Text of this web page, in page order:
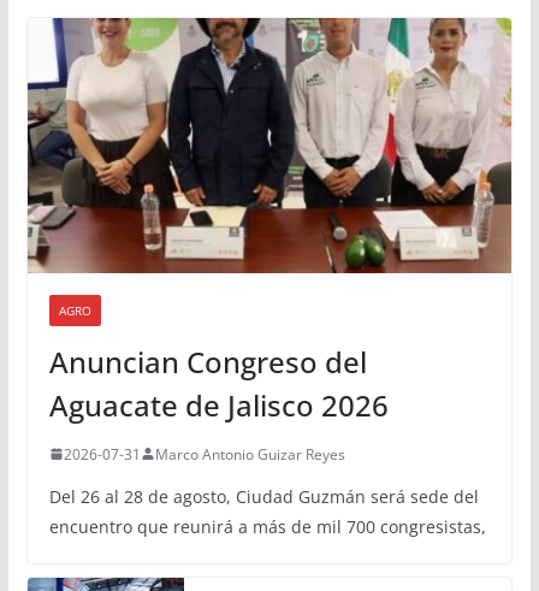
AGRO
Anuncian Congreso del
Aguacate de Jalisco 2026
2026-07-31 Marco Antonio Guizar Reyes
Del 26 al 28 de agosto, Ciudad Guzmán será sede del
encuentro que reunirá a más de mil 700 congresistas,